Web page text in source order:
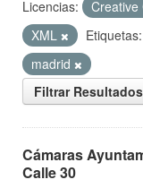
Licencias: Creative
XML
Etiquetas:
madrid
Filtrar Resultados
Cámaras
Calle 30